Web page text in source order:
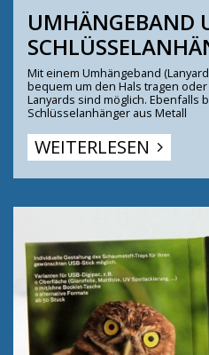
UMHÄNGEBAND
Mit einem Umhängeband
bequem um den Hals tragen
Lanyards sind möglich. Ebenfalls
Schlüsselanhänger aus Metall
WEITERLESEN